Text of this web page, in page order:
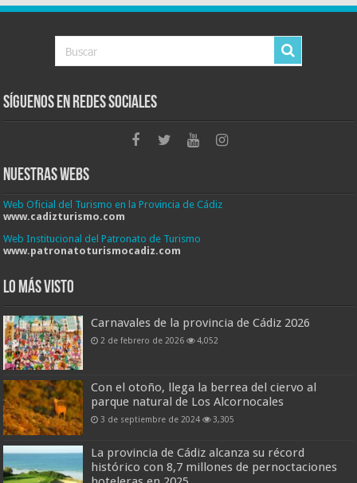
Síguenos en Redes Sociales
Nuestras Webs
Web Oficial del Turismo en la Provincia de Cádiz
www.cadizturismo.com
Web Institucional del Patronato de Turismo
www.patronatoturismocadiz.com
Lo más visto
Carnavales de la provincia de Cádiz 2026
2 de febrero de 2026 4,052
Con el otoño, llega la berrea del ciervo al
parque natural de Los Alcornocales
3 de septiembre de 2024 3,305
La provincia de Cádiz alcanza su récord
histórico con 8,7 millones de pernoctaciones